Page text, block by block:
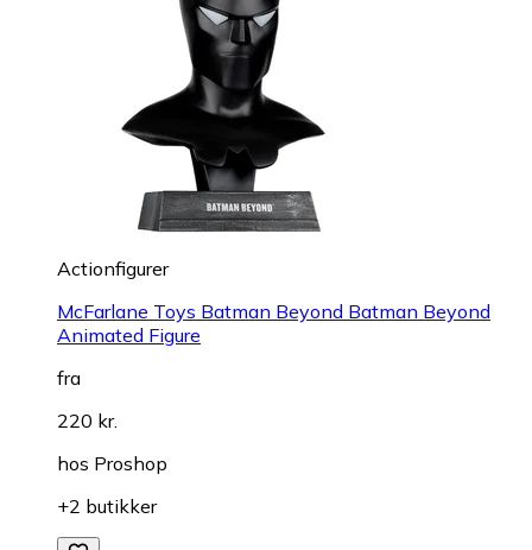
Actionfigurer
McFarlane Toys Batman Beyond Batman Beyond
Animated Figure
fra
220 kr.
hos Proshop
+2 butikker